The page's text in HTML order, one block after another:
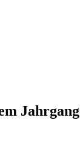
Jahrgang